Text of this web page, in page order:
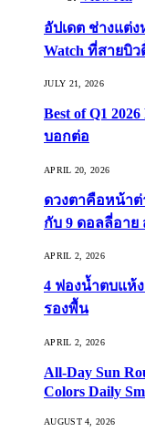
อัปเดต ช่างแต่ง
Watch ที่สายบิ
JULY 21, 2026
Best of Q1
บอกต่อ
APRIL 20, 2026
ดวงตาคือหน้า
กับ 9 ดอลลี่อาย
APRIL 2, 2026
4 ฟองน้ำตบแห้
รองพื้น
APRIL 2, 2026
All-Day Sun
Colors Daily
AUGUST 4, 2026